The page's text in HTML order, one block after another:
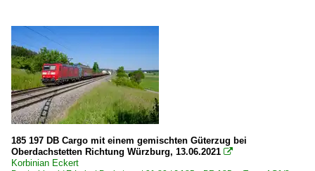
185 197 DB Cargo mit einem gemischten Güterzug bei
Oberdachstetten Richtung Würzburg, 13.06.2021 
Korbinian Eckert